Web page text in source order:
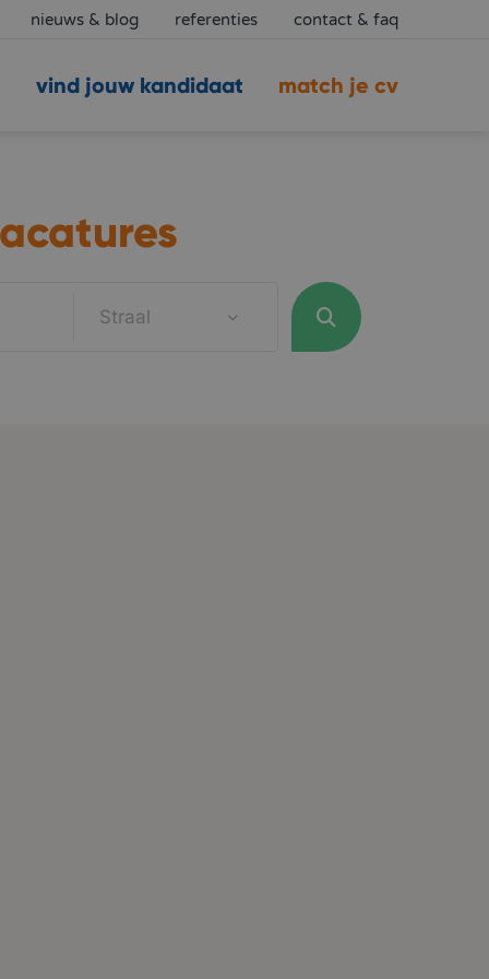
nieuws & blog referenties contact & faq
match je cv
vind jouw kandidaat
Straal